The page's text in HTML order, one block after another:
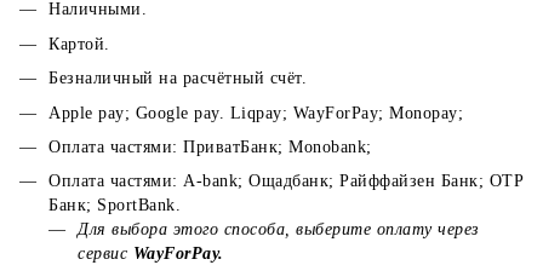
Наличными.
Картой.
Безналичный на расчётный счёт.
Apple pay; Google pay. Liqpay; WayForPay; Monopay;
Оплата частями: ПриватБанк; Monobank;
Оплата частями: A-bank; Ощадбанк; Райффайзен Банк; ОТР
Банк; SportBank.
Для выбора этого способа, выберите оплату через
сервис WayForPay.